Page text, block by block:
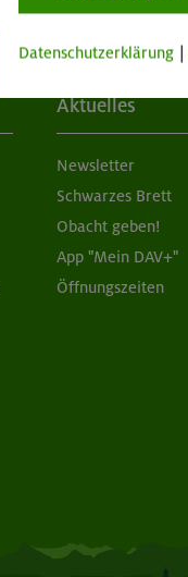
Aktuelles
Newsletter
Schwarzes Brett
Obacht geben!
App "Mein DAV+"
Öffnungszeiten
Datenschutzerklärung |